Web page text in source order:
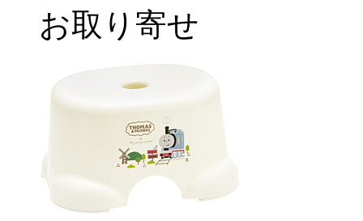
お取り寄せ